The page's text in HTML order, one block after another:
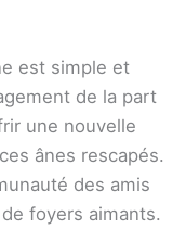
est simple et
de la part
une nouvelle
ânes rescapés.
des amis
foyers aimants.